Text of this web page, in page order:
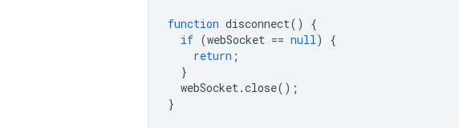
function disconnect()
{
if (webSocket == null)
{
return ;
}
webSocket.close();
}